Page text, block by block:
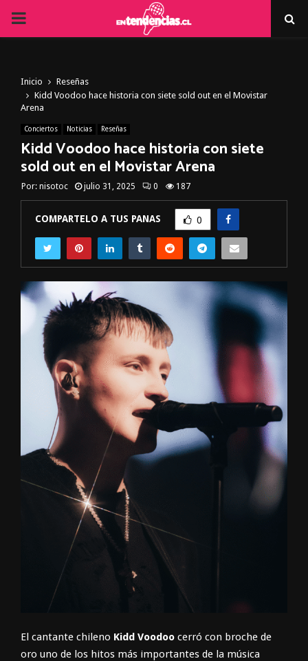
PRIMARY
Inicio
Reseñas
Kidd Voodoo hace historia con siete sold out en el Movistar
Arena
Conciertos Noticias Reseñas
Kidd Voodoo hace historia con siete
sold out en el Movistar Arena
Por: nisotoc julio 31, 2025 0 187
COMPARTELO A TUS PANAS 0
El cantante chileno Kidd Voodoo cerró con broche de
oro uno de los hitos más importantes de la música